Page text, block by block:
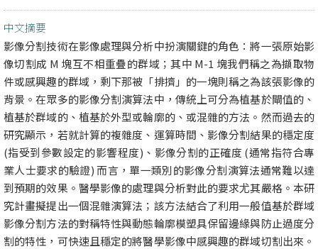
中文摘要
影像分割技術在影像處理與分析中扮演關鍵的角色：將一張原始影
像切割成 M 塊互不相重疊的群域；其中 M-1 塊我們稱之為擷取物
件或感興趣的群域，剩下那被「排擠」的一塊則稱之為該張影像的
背景。在眾多的影像分割演算法中，傳統上可分為植基於閘值的、
植基於群域的、植基於外型或輪廓的、或混雜的方法。然而過去的
研究顯示，若就計算的複雜度、運算時間、影像分割結果的穩定度
(指受到參數設定的影響程度)、影像分割的正確度 (通常指符合專
業人士要求的驗證) 而言，單一類別的影像分割演算法通常難以達
到預期的效果。醫學影像的處理與分析對此的要求尤其嚴格。本研
究計畫擬提出一個混雜演算法；該方法結合了利用一般值基於群域
影像分割方法的對稱特性與動態輪廓模塑具保留邊緣與防止過度分
割的特性，可快速且穩定的將醫學影像中感興趣的群域切割出來。